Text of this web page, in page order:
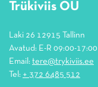
Trükiviis OÜ
Laki 26 12915 Tallinn
Avatud: E-R 09:00-17:00
Email: tere@trykiviis.ee
Tel: + 372 6485 512